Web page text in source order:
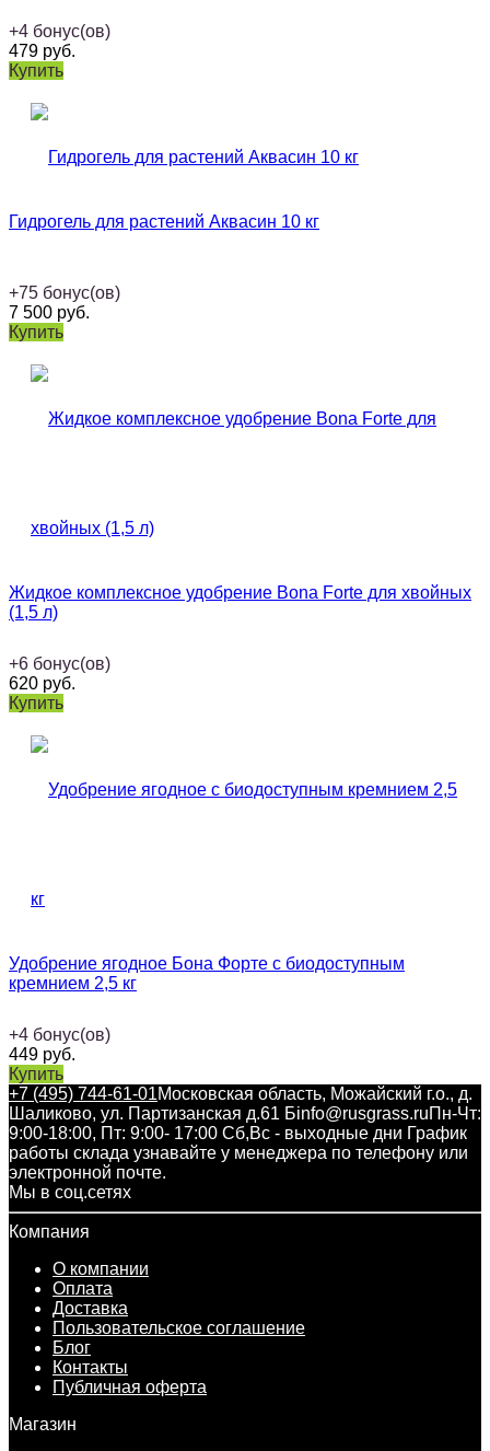
+4 бонус(ов)
479 руб.
Купить
Гидрогель для растений Аквасин 10 кг
+75 бонус(ов)
7 500 руб.
Купить
Жидкое комплексное удобрение Bona Forte для хвойных
(1,5 л)
+6 бонус(ов)
620 руб.
Купить
Удобрение ягодное Бона Форте с биодоступным
кремнием 2,5 кг
+4 бонус(ов)
449 руб.
Купить
+7 (495) 744-61-01Московская область, Можайский г.о., д.
Шаликово, ул. Партизанская д.61 Бinfo@rusgrass.ruПн-Чт:
9:00-18:00, Пт: 9:00- 17:00 Сб,Вс - выходные дни График
работы склада узнавайте у менеджера по телефону или
электронной почте.
Мы в соц.сетях
Компания
О компании
Оплата
Доставка
Пользовательское соглашение
Блог
Контакты
Публичная оферта
Магазин